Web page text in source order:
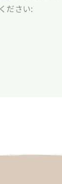
ださい: